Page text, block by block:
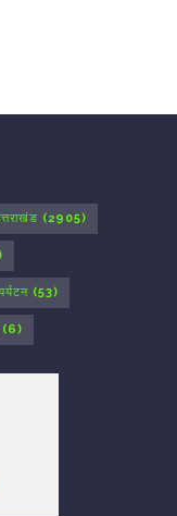
(2905)
पर्यटन (53)
(6)